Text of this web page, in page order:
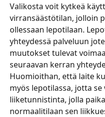
Valikosta voit kytkeä
virransäästötilan, jolloin
ollessaan lepotilaan.
yhteydessä palveluun
muutokset tulevat
seuraavan kerran
Huomioithan, että laite
myös lepotilassa, jotta
liiketunnistinta, jolla
normaalitilaan sen